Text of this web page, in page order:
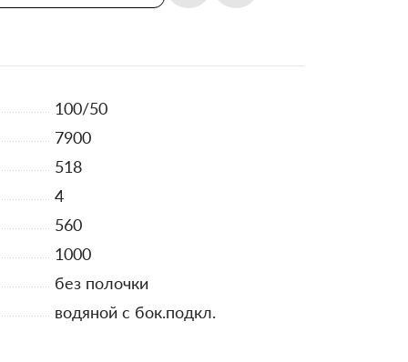
100/50
7900
518
4
560
1000
без полочки
водяной с бок.подкл.